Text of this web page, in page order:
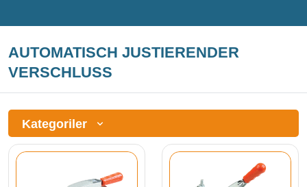
AUTOMATISCH JUSTIERENDER
VERSCHLUSS
Kategoriler